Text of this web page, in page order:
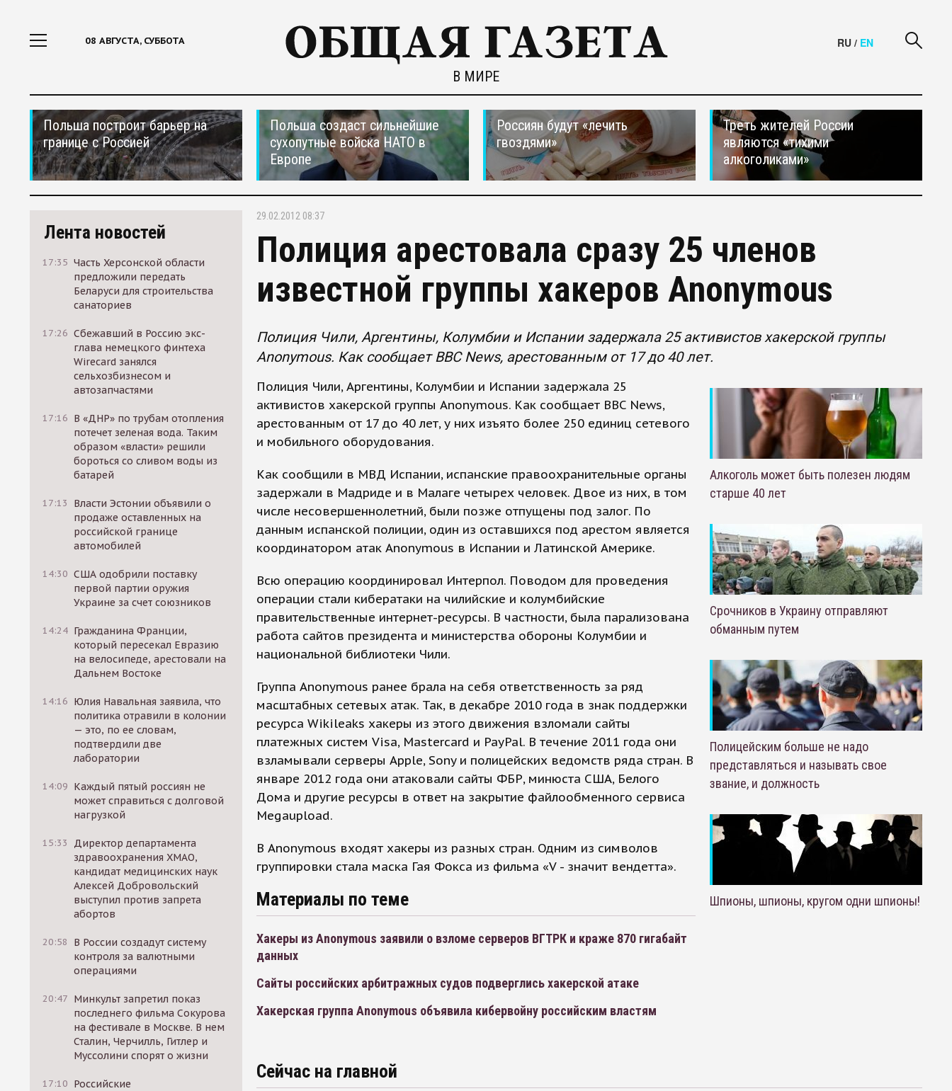
08 АВГУСТА, СУББОТА
В МИРЕ
RU / EN
Польша построит барьер на
границе с Россией
Польша создаст сильнейшие
сухопутные войска НАТО в
Европе
Россиян будут «лечить
гвоздями»
Треть жителей России
являются «тихими
алкоголиками»
Лента новостей
17:35 Часть Херсонской области
предложили передать
Беларуси для строительства
санаториев
17:26 Сбежавший в Россию экс-
глава немецкого финтеха
Wirecard занялся
сельхозбизнесом и
автозапчастями
17:16 В «ДНР» по трубам отопления
потечет зеленая вода. Таким
образом «власти» решили
бороться со сливом воды из
батарей
17:13
Власти Эстонии объявили о
продаже оставленных на
российской границе
автомобилей
14:30 США одобрили поставку
первой партии оружия
Украине за счет союзников
14:24 Гражданина Франции,
который пересекал Евразию
на велосипеде, арестовали на
Дальнем Востоке
14:16 Юлия Навальная заявила, что
политика отравили в колонии
— это, по ее словам,
подтвердили две
лаборатории
14:09 Каждый пятый россиян не
может справиться с долговой
нагрузкой
15:33
Директор департамента
здравоохранения ХМАО,
кандидат медицинских наук
Алексей Добровольский
выступил против запрета
абортов
20:58
В России создадут систему
контроля за валютными
операциями
20:47 Минкульт запретил показ
последнего фильма Сокурова
на фестивале в Москве. В нем
Сталин, Черчилль, Гитлер и
Муссолини спорят о жизни
17:10 Российские
29.02.2012 08:37
Полиция арестовала сразу 25 членов
известной группы хакеров Anonymous
Полиция Чили, Аргентины, Колумбии и Испании задержала 25 активистов хакерской группы
Anonymous. Как сообщает BBC News, арестованным от 17 до 40 лет.
Полиция Чили, Аргентины, Колумбии и Испании задержала 25
активистов хакерской группы Anonymous. Как сообщает BBC News,
арестованным от 17 до 40 лет, у них изъято более 250 единиц сетевого
и мобильного оборудования.
Как сообщили в МВД Испании, испанские правоохранительные органы
задержали в Мадриде и в Малаге четырех человек. Двое из них, в том
числе несовершеннолетний, были позже отпущены под залог. По
данным испанской полиции, один из оставшихся под арестом является
координатором атак Anonymous в Испании и Латинской Америке.
Всю операцию координировал Интерпол. Поводом для проведения
операции стали кибератаки на чилийские и колумбийские
правительственные интернет-ресурсы. В частности, была парализована
работа сайтов президента и министерства обороны Колумбии и
национальной библиотеки Чили.
Группа Anonymous ранее брала на себя ответственность за ряд
масштабных сетевых атак. Так, в декабре 2010 года в знак поддержки
ресурса Wikileaks хакеры из этого движения взломали сайты
платежных систем Visa, Mastercard и PayPal. В течение 2011 года они
взламывали серверы Apple, Sony и полицейских ведомств ряда стран. В
январе 2012 года они атаковали сайты ФБР, минюста США, Белого
Дома и другие ресурсы в ответ на закрытие файлообменного сервиса
Megaupload.
В Anonymous входят хакеры из разных стран. Одним из символов
группировки стала маска Гая Фокса из фильма «V - значит вендетта».
Материалы по теме
Хакеры из Anonymous заявили о взломе серверов ВГТРК и краже 870 гигабайт
данных
Сайты российских арбитражных судов подверглись хакерской атаке
Хакерская группа Anonymous объявила кибервойну российским властям
Алкоголь может быть полезен людям
старше 40 лет
Срочников в Украину отправляют
обманным путем
Полицейским больше не надо
представляться и называть свое
звание, и должность
Шпионы, шпионы, кругом одни шпионы!
Сейчас на главной